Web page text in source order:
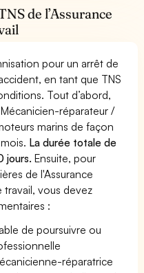
de l’Assurance
pour un arrêt de
en tant que TNS
Tout d’abord,
réparateur /
marins de façon
La durée totale de
jours. Ensuite, pour
de l'Assurance
vous devez
:
de poursuivre ou
réparatrice